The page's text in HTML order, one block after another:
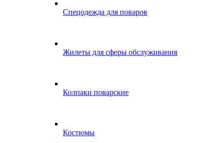
Спецодежда для поваров
Жилеты для сферы обслуживания
Колпаки поварские
Костюмы